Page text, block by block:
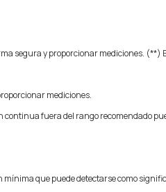
segura y proporcionar mediciones. (**)
mediciones.
fuera del rango recomendado
mínima que puede detectarse como